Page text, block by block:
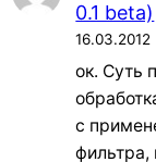
0.1 beta)
16.03.2012
ок. Суть
с